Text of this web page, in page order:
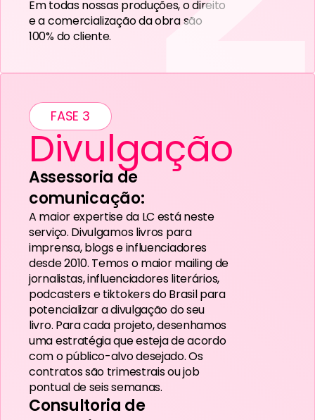
Em todas nossas produções, o direito
e a comercialização da obra são
100% do cliente.
FASE 3
Divulgação
Assessoria de
comunicação:
A maior expertise da LC está neste
serviço. Divulgamos livros para
imprensa, blogs e influenciadores
desde 2010. Temos o maior mailing de
jornalistas, influenciadores literários,
podcasters e tiktokers do Brasil para
potencializar a divulgação do seu
livro. Para cada projeto, desenhamos
uma estratégia que esteja de acordo
com o público-alvo desejado. Os
contratos são trimestrais ou job
pontual de seis semanas.
Consultoria de